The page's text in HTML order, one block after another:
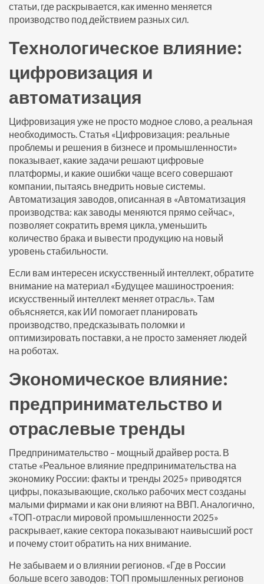
статьи, где раскрывается, как именно меняется
производство под действием разных сил.
Технологическое влияние:
цифровизация и
автоматизация
Цифровизация уже не просто модное слово, а реальная
необходимость. Статья «Цифровизация: реальные
проблемы и решения в бизнесе и промышленности»
показывает, какие задачи решают цифровые
платформы, и какие ошибки чаще всего совершают
компании, пытаясь внедрить новые системы.
Автоматизация заводов, описанная в «Автоматизация
производства: как заводы меняются прямо сейчас»,
позволяет сократить время цикла, уменьшить
количество брака и вывести продукцию на новый
уровень стабильности.
Если вам интересен искусственный интеллект, обратите
внимание на материал «Будущее машиностроения:
искусственный интеллект меняет отрасль». Там
объясняется, как ИИ помогает планировать
производство, предсказывать поломки и
оптимизировать поставки, а не просто заменяет людей
на роботах.
Экономическое влияние:
предпринимательство и
отраслевые тренды
Предпринимательство – мощный драйвер роста. В
статье «Реальное влияние предпринимательства на
экономику России: факты и тренды 2025» приводятся
цифры, показывающие, сколько рабочих мест созданы
малыми фирмами и как они влияют на ВВП. Аналогично,
«ТОП-отрасли мировой промышленности 2025»
раскрывает, какие сектора показывают наивысший рост
и почему стоит обратить на них внимание.
Не забываем и о влиянии регионов. «Где в России
больше всего заводов: ТОП промышленных регионов